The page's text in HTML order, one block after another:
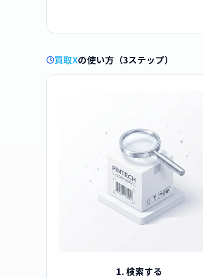
買取Xの使い方（3ステップ）
1. 検索する